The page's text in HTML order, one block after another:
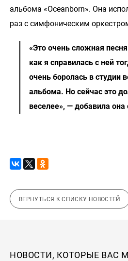
альбома «Oceanborn». Она
раз с симфоническим
«Это очень сложная
как я справилась с ней
очень боролась в студии
альбома. Но сейчас это
веселее», — добавила она
ВЕРНУТЬСЯ К СПИСКУ НОВОСТЕЙ
НОВОСТИ, КОТОРЫЕ ВАС